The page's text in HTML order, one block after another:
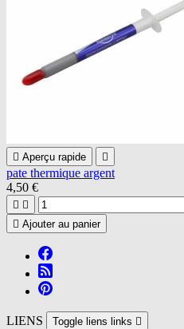
 Aperçu rapide 
pate thermique argent
4,50 €
 
 Ajouter au panier
LIENS Toggle liens links 